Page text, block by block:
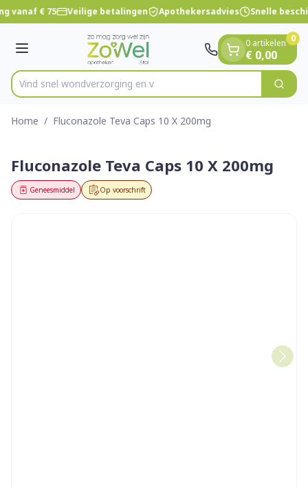
Ga naar de inhoud
1 van 1
vanaf € 75 Veilige betalingen Apothekersadvies Snelle
Menu
Product, merk, categorie...
Vind snel wondverzo Zoek
0 artikelen
€ 0,00
0
Home / Fluconazole Teva Caps 10 X 200mg
Fluconazole Teva Caps 10 X 200mg
Op voorschrift
Geneesmiddel